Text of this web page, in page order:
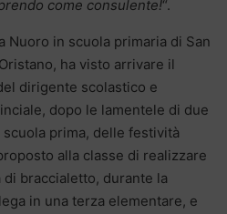
come consulente!“.
Nuoro in scuola primaria di San
ha visto arrivare il
dirigente scolastico e
dopo le lamentele di due
prima, delle festività
alla classe di realizzare
braccialetto, durante la
in una terza elementare, e